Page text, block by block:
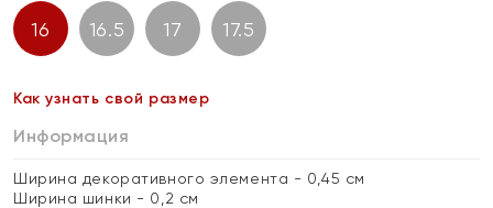
16 16.5 17 17.5
Как узнать свой размер
Информация
Ширина декоративного элемента - 0,45 см
Ширина шинки - 0,2 см